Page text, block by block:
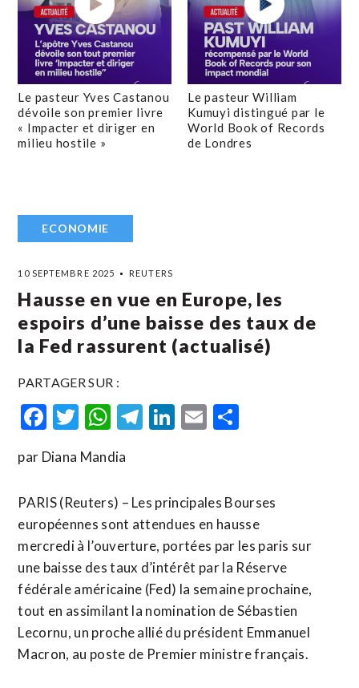
Le pasteur Yves Castanou
dévoile son premier livre
« Impacter et diriger en
milieu hostile »
Le pasteur William
Kumuyi distingué par le
World Book of Records
de Londres
ECONOMIE
10 SEPTEMBRE 2025 REUTERS
Hausse en vue en Europe, les
espoirs d’une baisse des taux de
la Fed rassurent (actualisé)
PARTAGER SUR :
Facebook
Twitter
WhatsApp
Telegram
LinkedIn
Email
par Diana Mandia
PARIS (Reuters) – Les principales Bourses
européennes sont attendues en hausse
mercredi à l’ouverture, portées par les paris sur
une baisse des taux d’intérêt par la Réserve
fédérale américaine (Fed) la semaine prochaine,
tout en assimilant la nomination de Sébastien
Lecornu, un proche allié du président Emmanuel
Macron, au poste de Premier ministre français.